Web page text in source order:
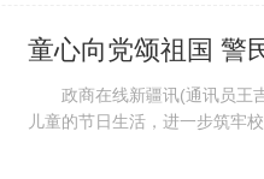
童心向党颂祖国 警
政商在线新疆讯(通讯员王吉
儿童的节日生活，进一步筑牢